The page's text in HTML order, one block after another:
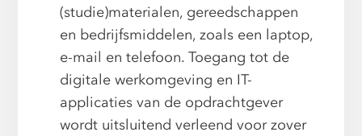
(studie)materialen, gereedschappen
en bedrijfsmiddelen, zoals een laptop,
e-mail en telefoon. Toegang tot de
digitale werkomgeving en IT-
applicaties van de opdrachtgever
wordt uitsluitend verleend voor zover